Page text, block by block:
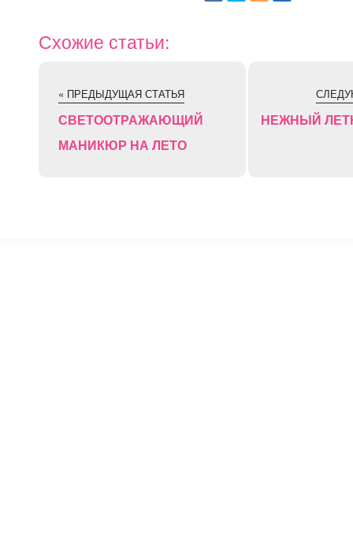
Схожие статьи:
« ПРЕДЫДУЩАЯ СТАТЬЯ
СВЕТООТРАЖАЮЩИЙ
МАНИКЮР НА ЛЕТО
НЕЖНЫЙ